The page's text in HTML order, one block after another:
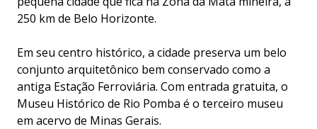
250 km de Belo Horizonte.
Em seu centro histórico, a cidade preserva um belo
conjunto arquitetônico bem conservado como a
antiga Estação Ferroviária. Com entrada gratuita, o
Museu Histórico de Rio Pomba é o terceiro museu
em acervo de Minas Gerais.